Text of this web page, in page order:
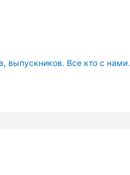
выпускников. Все кто с нами.